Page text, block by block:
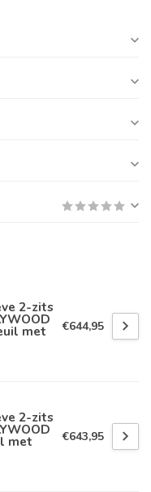
2-zits
met €644,95
2-zits
met €643,95